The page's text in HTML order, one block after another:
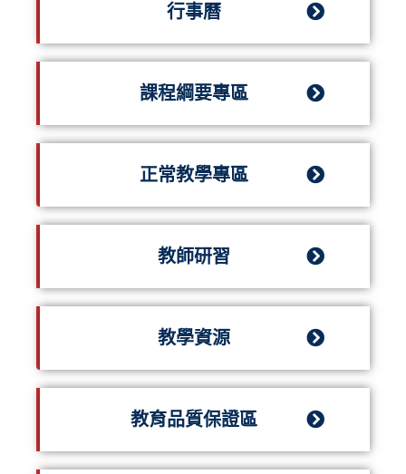
行事曆
課程綱要專區
正常教學專區
教師研習
教學資源
教育品質保證區